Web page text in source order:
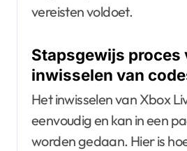
vereisten voldoet.
Stapsgewijs proces
inwisselen van
Het inwisselen van Xbox
eenvoudig en kan in een
worden gedaan. Hier is